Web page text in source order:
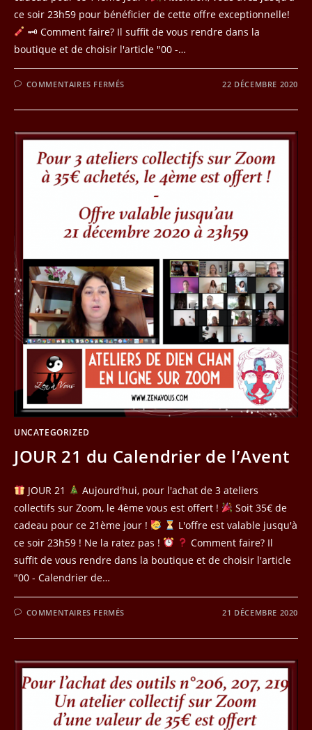
ce soir 23h59 pour bénéficier de cette offre exceptionnelle!
🗝 Comment faire? Il suffit de vous rendre dans la
boutique et de choisir l'article "00 -…
COMMENTAIRES FERMÉS
DU
L’AVENT
22 DÉCEMBRE 2020
UNCATEGORIZED
JOUR 21 du Calendrier de l’Avent
JOUR 21
Aujourd'hui, pour l'achat de 3 ateliers
collectifs sur Zoom, le 4ème vous est offert !
Soit 35€ de
cadeau pour ce 21ème jour !
L'offre est valable jusqu'à
ce soir 23h59 ! Ne la ratez pas !
Comment faire? Il
suffit de vous rendre dans la boutique et de choisir l'article
"00 - Calendrier de…
COMMENTAIRES FERMÉS
DU
DE
L’AVENT
21 DÉCEMBRE 2020